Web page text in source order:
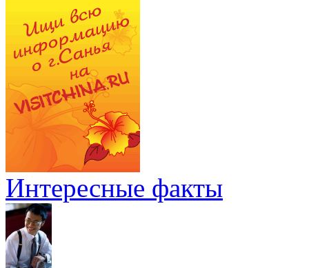
Интересные факты